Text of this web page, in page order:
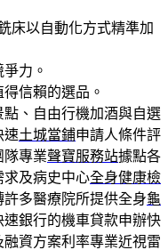
床以自動化方式精準加
力。
信賴的選品。
、自由行機加酒與自選
速土城當鋪申請人條件評
隊專業聲寶服務站據點各
求及病史中心全身健康檢
多醫療院所提供全身龜
銀行的機車貸款申辦快
融資方案利率專業近視雷